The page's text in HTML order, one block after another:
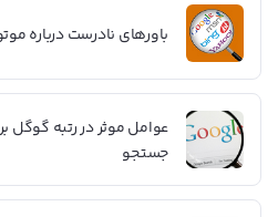
باورهای نادرست درباره
عوامل موثر در رتبه گوگل
جستجو